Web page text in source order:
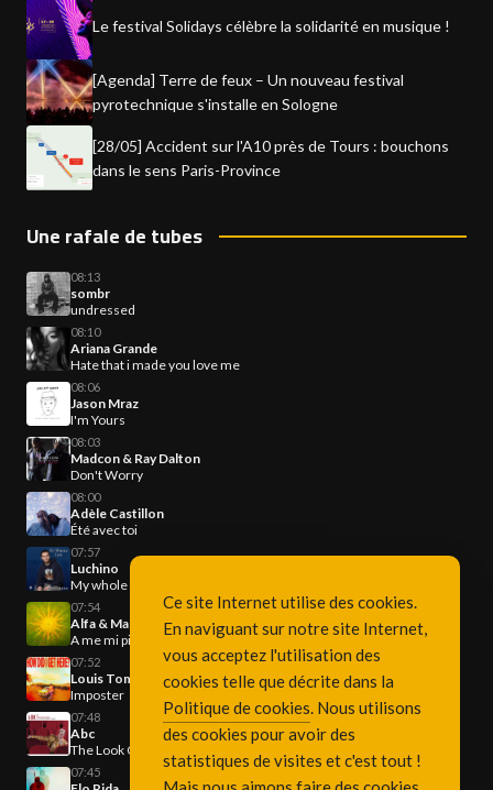
Le festival Solidays célèbre la solidarité en musique !
[Agenda] Terre de feux – Un nouveau festival
pyrotechnique s'installe en Sologne
[28/05] Accident sur l'A10 près de Tours : bouchons
dans le sens Paris-Province
Une rafale de tubes
08:13
sombr
undressed
08:10
Ariana Grande
Hate that i made you love me
08:06
Jason Mraz
I'm Yours
08:03
Madcon & Ray Dalton
Don't Worry
08:00
Adèle Castillon
Été avec toi
07:57
Luchino
My whole life
07:54
Alfa & Manu Chao
A me mi piace
07:52
Louis Tomlinson
Imposter
07:48
Abc
The Look Of Love
07:45
Ce site Internet utilise des cookies.
En naviguant sur notre site Internet,
vous acceptez l'utilisation des
cookies telle que décrite dans la
Politique de cookies. Nous utilisons
des cookies pour avoir des
statistiques de visites et c'est tout !